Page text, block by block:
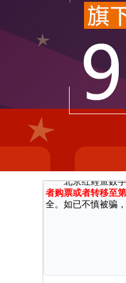
致 尊敬的广大消费者：
因近期接到国家
北京红鲤鱼数
者购票或者转移至
全。如已不慎被骗